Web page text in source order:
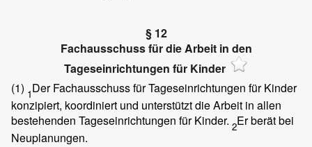
§ 12
Fachausschuss für die Arbeit in den
Tageseinrichtungen für Kinder
(1) 1Der Fachausschuss für Tageseinrichtungen für Kinder
konzipiert, koordiniert und unterstützt die Arbeit in allen
bestehenden Tageseinrichtungen für Kinder. 2Er berät bei
Neuplanungen.